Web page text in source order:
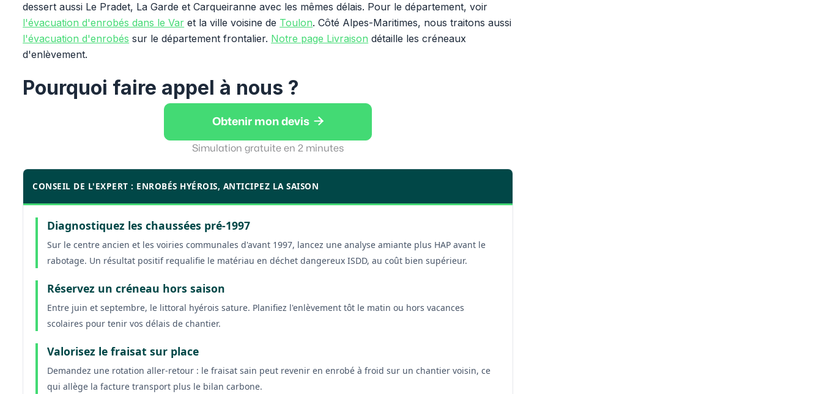
dessert aussi Le Pradet, La Garde et Carqueiranne avec les mêmes délais. Pour le département, voir
l'évacuation d'enrobés dans le Var et la ville voisine de Toulon. Côté Alpes-Maritimes, nous traitons aussi
l'évacuation d'enrobés sur le département frontalier. Notre page Livraison détaille les créneaux
d'enlèvement.
Pourquoi faire appel à nous ?
Obtenir mon devis 
Simulation gratuite en 2 minutes
CONSEIL DE L'EXPERT : ENROBÉS HYÉROIS, ANTICIPEZ LA SAISON
Diagnostiquez les chaussées pré-1997
Sur le centre ancien et les voiries communales d'avant 1997, lancez une analyse amiante plus HAP avant le
rabotage. Un résultat positif requalifie le matériau en déchet dangereux ISDD, au coût bien supérieur.
Réservez un créneau hors saison
Entre juin et septembre, le littoral hyérois sature. Planifiez l'enlèvement tôt le matin ou hors vacances
scolaires pour tenir vos délais de chantier.
Valorisez le fraisat sur place
Demandez une rotation aller-retour : le fraisat sain peut revenir en enrobé à froid sur un chantier voisin, ce
qui allège la facture transport plus le bilan carbone.